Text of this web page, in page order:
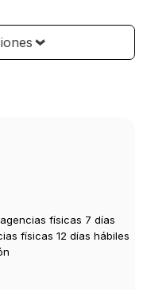
físicas 7 días
físicas 12 días hábiles